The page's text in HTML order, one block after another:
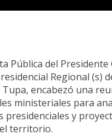
Pública del Presidente
Regional (s)
encabezó una
ministeriales para
presidenciales y
territorio.